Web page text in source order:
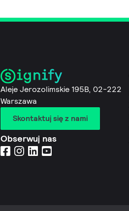
Aleje Jerozolimskie 195B, 02-222
Warszawa
Skontaktuj się z nami
Obserwuj nas